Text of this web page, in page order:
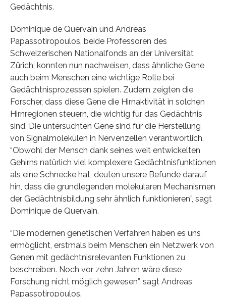
Gedächtnis.
Dominique de Quervain und Andreas
Papassotiropoulos, beide Professoren des
Schweizerischen Nationalfonds an der Universität
Zürich, konnten nun nachweisen, dass ähnliche Gene
auch beim Menschen eine wichtige Rolle bei
Gedächtnisprozessen spielen. Zudem zeigten die
Forscher, dass diese Gene die Hirnaktivität in solchen
Hirnregionen steuern, die wichtig für das Gedächtnis
sind. Die untersuchten Gene sind für die Herstellung
von Signalmolekülen in Nervenzellen verantwortlich.
“Obwohl der Mensch dank seines weit entwickelten
Gehirns natürlich viel komplexere Gedächtnisfunktionen
als eine Schnecke hat, deuten unsere Befunde darauf
hin, dass die grundlegenden molekularen Mechanismen
der Gedächtnisbildung sehr ähnlich funktionieren”, sagt
Dominique de Quervain.
“Die modernen genetischen Verfahren haben es uns
ermöglicht, erstmals beim Menschen ein Netzwerk von
Genen mit gedächtnisrelevanten Funktionen zu
beschreiben. Noch vor zehn Jahren wäre diese
Forschung nicht möglich gewesen”, sagt Andreas
Papassotiropoulos.